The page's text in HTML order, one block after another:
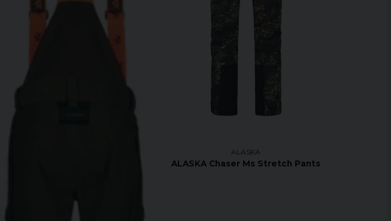
ALASKA
ALASKA Chaser Ms Stretch Pants